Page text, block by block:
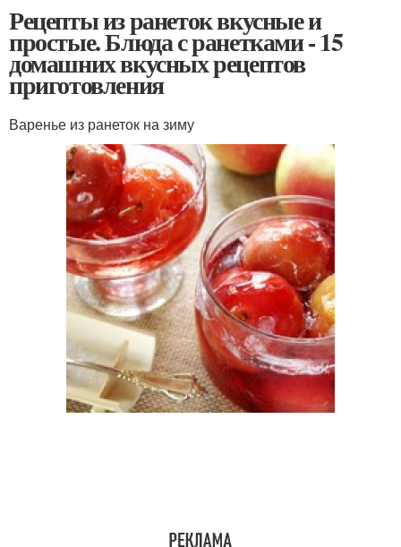
Рецепты из ранеток вкусные и
простые. Блюда с ранетками - 15
домашних вкусных рецептов
приготовления
Варенье из ранеток на зиму